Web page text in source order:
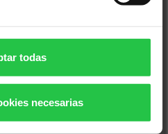
todas
necesarias
el Càncer -